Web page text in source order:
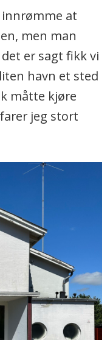
innrømme at
men man
er sagt fikk vi
havn et sted
måtte kjøre
jeg stort